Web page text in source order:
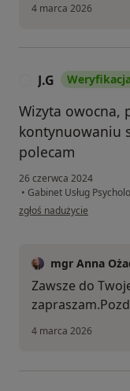
4 marca 2026
J.G
Wizyta owocna,
kontynuowaniu
polecam
26 czerwca 2024
• Gabinet Usług
w opinii użytkownika J.G
zgłoś nadużycie
mgr Anna
Zawsze do
4 marca 2026